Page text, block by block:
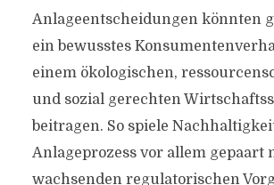
Anlageentscheidungen könnten
ein bewusstes
einem ökologischen,
und sozial gerechten
beitragen. So spiele
Anlageprozess vor allem gepaart
wachsenden regulatorischen